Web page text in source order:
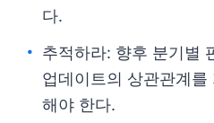
다.
추적하라: 향후 분기별
업데이트의 상관관계를
해야 한다.